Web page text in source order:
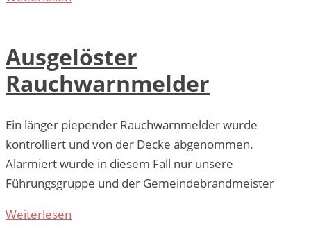
Ausgelöster
Rauchwarnmelder
Ein länger piepender Rauchwarnmelder wurde
kontrolliert und von der Decke abgenommen.
Alarmiert wurde in diesem Fall nur unsere
Führungsgruppe und der Gemeindebrandmeister
Weiterlesen